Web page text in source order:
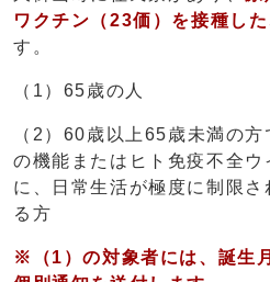
ワクチン（23価）を接種し
す。
（1）65歳の人
（2）60歳以上65歳未満の
の機能またはヒト免疫不全
に、日常生活が極度に制限
る方
※（1）の対象者には、誕生